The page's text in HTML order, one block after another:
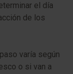
el día
de los
varía según
o si van a